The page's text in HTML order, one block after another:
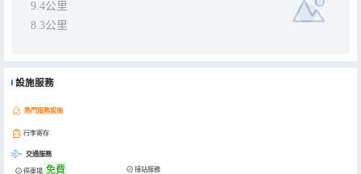
9.4公里
8.3公里
設施服務
熱門服務設施
行李寄存
交通服務
停車場 免費 接站服務